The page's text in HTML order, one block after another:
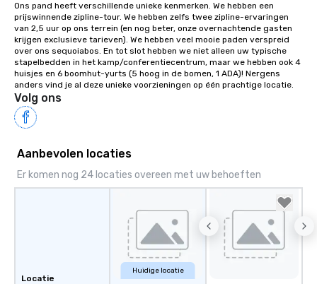
Ons pand heeft verschillende unieke kenmerken. We hebben een
prijswinnende zipline-tour. We hebben zelfs twee zipline-ervaringen
van 2,5 uur op ons terrein (en nog beter, onze overnachtende gasten
krijgen exclusieve tarieven). We hebben veel mooie paden verspreid
over ons sequoiabos. En tot slot hebben we niet alleen uw typische
stapelbedden in het kamp/conferentiecentrum, maar we hebben ook 4
huisjes en 6 boomhut-yurts (5 hoog in de bomen, 1 ADA)! Nergens
anders vind je al deze unieke voorzieningen op één prachtige locatie.
Volg ons
Aanbevolen locaties
Er komen nog 24 locaties overeen met uw behoeften
Locatie
Huidige locatie